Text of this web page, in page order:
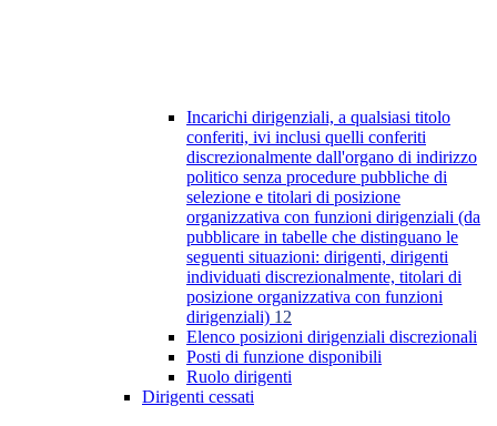
Incarichi dirigenziali, a qualsiasi titolo
conferiti, ivi inclusi quelli conferiti
discrezionalmente dall'organo di indirizzo
politico senza procedure pubbliche di
selezione e titolari di posizione
organizzativa con funzioni dirigenziali (da
pubblicare in tabelle che distinguano le
seguenti situazioni: dirigenti, dirigenti
individuati discrezionalmente, titolari di
posizione organizzativa con funzioni
dirigenziali) 12
Elenco posizioni dirigenziali discrezionali
Posti di funzione disponibili
Ruolo dirigenti
Dirigenti cessati